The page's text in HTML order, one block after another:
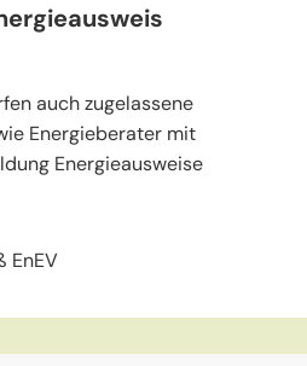
auch zugelassene
Energieberater mit
Energieausweise
EnEV